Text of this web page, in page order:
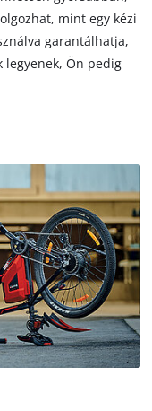
mint egy kézi
garantálhatja,
legyenek, Ön pedig